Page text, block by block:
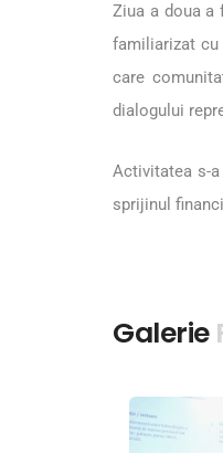
Ziua a doua a
familiarizat
care
dialogului
Activitatea s-
sprijinul
Galerie